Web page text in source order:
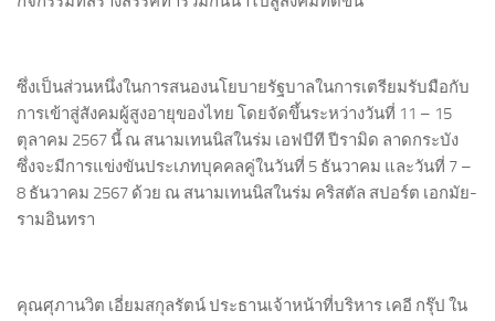
ซึ่งเป็นส่วนหนึ่งในการสนองนโยบายรัฐบาลในการเตรียมรับมือกับ
การเข้าสู่สังคมผู้สูงอายุของไทย โดยจัดขึ้นระหว่างวันที่ 11 – 15
ตุลาคม 2567 นี้ ณ สนามเทนนิสในร่ม เอฟบีที ปีรามิด ลาดกระบัง
ซึ่งจะมีการแข่งขันประเภทบุคคลคู่ในวันที่ 5 ธันวาคม และวันที่ 7 –
8 ธันวาคม 2567 ด้วย ณ สนามเทนนิสในร่ม คริสตัล สปอร์ต เอกมัย-
รามอินทรา
คุณศุภานวิต เอี่ยมสกุลรัตน์ ประธานเจ้าหน้าที่บริหาร เคอี กรุ๊ป ใน